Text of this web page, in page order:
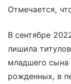
Отмечается,
В сентябре
лишила
младшего
рожденных, в